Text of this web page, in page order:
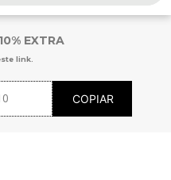
EXTRA
link.
COPIAR